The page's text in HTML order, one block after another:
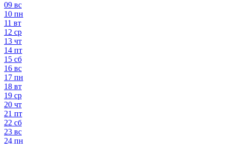
09 вс
10 пн
11 вт
12 ср
13 чт
14 пт
15 сб
16 вс
17 пн
18 вт
19 ср
20 чт
21 пт
22 сб
23 вс
24 пн